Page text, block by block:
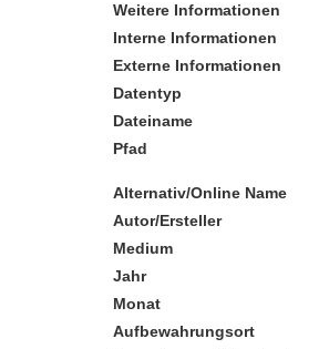
Weitere Informationen
Interne Informationen
Externe Informationen
Datentyp
Dateiname
Pfad
Alternativ/Online Name
Autor/Ersteller
Medium
Jahr
Monat
Aufbewahrungsort